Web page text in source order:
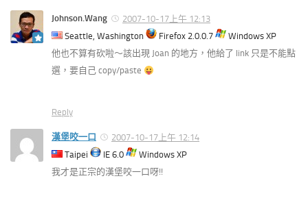
Johnson.Wang
2007-10-17上午 12:13
Seattle, Washington
Firefox 2.0.0.7
Windows XP
他也不算有砍啦～該出現 Joan 的地方，他給了 link 只是不能點
選，要自己 copy/paste
Reply
漢堡咬一口
2007-10-17上午 12:14
Taipei
IE 6.0
Windows XP
我才是正宗的漢堡咬一口呀!!